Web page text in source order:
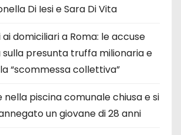
Di Iesi e Sara Di Vita
domiciliari a Roma: le accuse
presunta truffa milionaria e
“scommessa collettiva”
piscina comunale chiusa e si
un giovane di 28 anni